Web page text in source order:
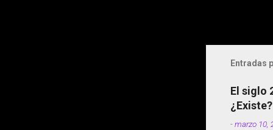
Entradas
El siglo
¿Existe?
-marzo 10,